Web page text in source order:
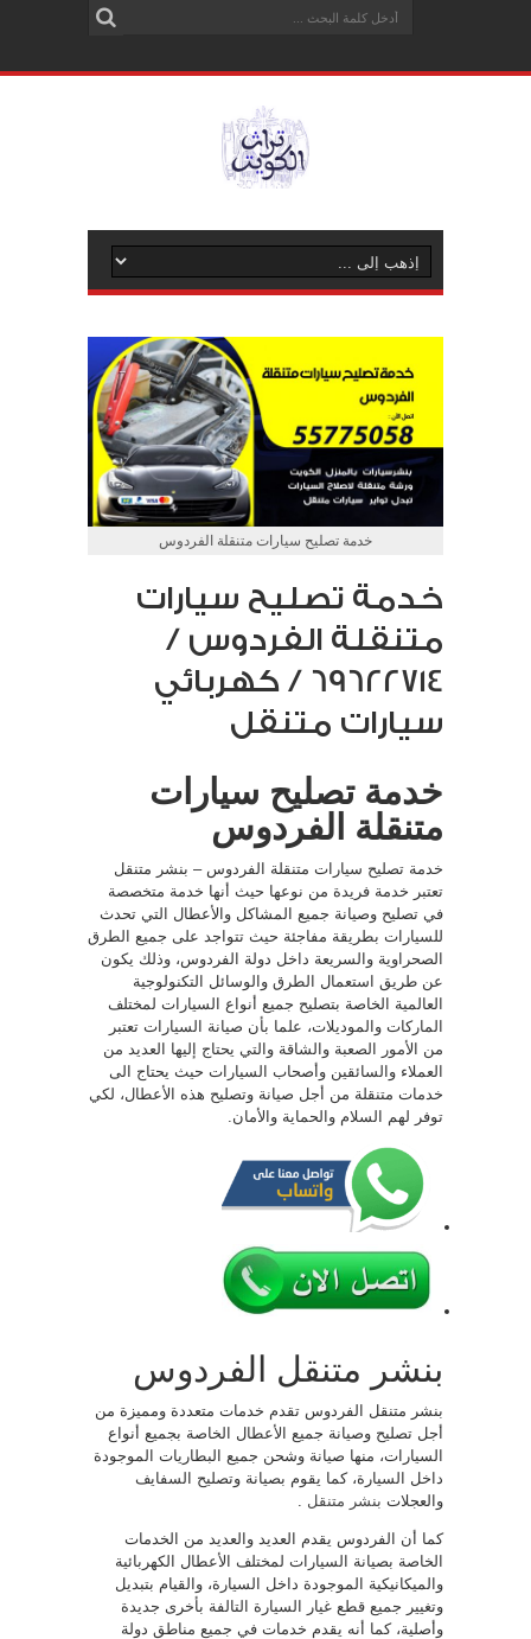
خدمة تصليح سيارات متنقلة الفردوس
خدمة تصليح سيارات
متنقلة الفردوس /
69622714‬ / كهربائي
سيارات متنقل
خدمة تصليح سيارات
متنقلة الفردوس
خدمة تصليح سيارات متنقلة الفردوس – بنشر متنقل
تعتبر خدمة فريدة من نوعها حيث أنها خدمة متخصصة
في تصليح وصيانة جميع المشاكل والأعطال التي تحدث
للسيارات بطريقة مفاجئة حيث تتواجد على جميع الطرق
الصحراوية والسريعة داخل دولة الفردوس، وذلك يكون
عن طريق استعمال الطرق والوسائل التكنولوجية
العالمية الخاصة بتصليح جميع أنواع السيارات لمختلف
الماركات والموديلات، علما بأن صيانة السيارات تعتبر
من الأمور الصعبة والشاقة والتي يحتاج إليها العديد من
العملاء والسائقين وأصحاب السيارات حيث يحتاج الى
خدمات متنقلة من أجل صيانة وتصليح هذه الأعطال، لكي
توفر لهم السلام والحماية والأمان.
بنشر متنقل الفردوس
بنشر متنقل الفردوس تقدم خدمات متعددة ومميزة من
أجل تصليح وصيانة جميع الأعطال الخاصة بجميع أنواع
السيارات، منها صيانة وشحن جميع البطاريات الموجودة
داخل السيارة، كما يقوم بصيانة وتصليح السفايف
والعجلات بنشر متنقل
كما أن الفردوس يقدم العديد والعديد من الخدمات
الخاصة بصيانة السيارات لمختلف الأعطال الكهربائية
والميكانيكية الموجودة داخل السيارة، والقيام بتبديل
وتغيير جميع قطع غيار السيارة التالفة بأخرى جديدة
وأصلية، كما أنه يقدم خدمات في جميع مناطق دولة